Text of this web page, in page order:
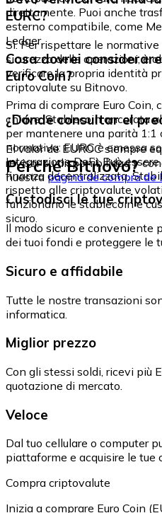
direttamente. Puoi anche
esterno compatibile, come
Ledger.
EURC?
Sì. Per rispettare le
sicurezza delle operazioni, è
verificare la propria identità
criptovalute su Bitnovo.
Cosa dovrei
Euro Coin?
Prima di comprare Euro Coin,
chiave: Stablecoin ancorata
per mantenere una parità 1:1
normativa: EURC è emessa
Integrazione DeFi: Può
finanza decentralizzata.
rispetto alle criptovalute
funzionano le stablecoin e
sicuro.
¿Dónde consultar el
El valor de EUROC siempre
revisar su disponibilidad y
nuestrapágina de compra de
Perché Bitnovo?
Custodisci le tue
Il modo sicuro e conveniente
dei tuoi fondi e proteggere le
Sicuro e affidabile
Tutte le nostre transazioni
informatica.
Miglior prezzo
Con gli stessi soldi, ricevi più
quotazione di mercato.
Veloce
Dal tuo cellulare o computer
piattaforme e acquisire le tue
Compra criptovalute
Inizia a comprare Euro Coin